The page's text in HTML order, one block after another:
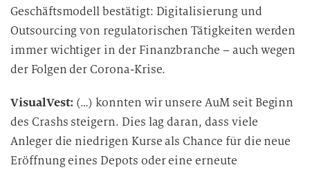
Geschäftsmodell bestätigt: Digitalisierung und
Outsourcing von regulatorischen Tätigkeiten werden
immer wichtiger in der Finanzbranche – auch wegen
der Folgen der Corona-Krise.
VisualVest: (…) konnten wir unsere AuM seit Beginn
des Crashs steigern. Dies lag daran, dass viele
Anleger die niedrigen Kurse als Chance für die neue
Eröffnung eines Depots oder eine erneute